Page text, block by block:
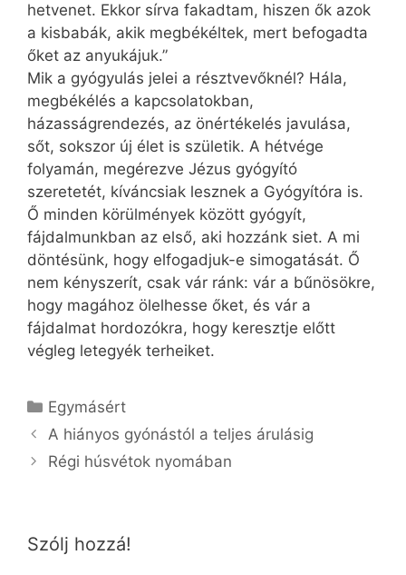
hetvenet. Ekkor sírva fakadtam, hiszen ők azok
a kisbabák, akik megbékéltek, mert befogadta
őket az anyukájuk.”
Mik a gyógyulás jelei a résztvevőknél? Hála,
megbékélés a kapcsolatokban,
házasságrendezés, az önértékelés javulása,
sőt, sokszor új élet is születik. A hétvége
folyamán, megérezve Jézus gyógyító
szeretetét, kíváncsiak lesznek a Gyógyítóra is.
Ő minden körülmények között gyógyít,
fájdalmunkban az első, aki hozzánk siet. A mi
döntésünk, hogy elfogadjuk-e simogatását. Ő
nem kényszerít, csak vár ránk: vár a bűnösökre,
hogy magához ölelhesse őket, és vár a
fájdalmat hordozókra, hogy keresztje előtt
végleg letegyék terheiket.
Kategória
Egymásért
A hiányos gyónástól a teljes árulásig
Régi húsvétok nyomában
Szólj hozzá!